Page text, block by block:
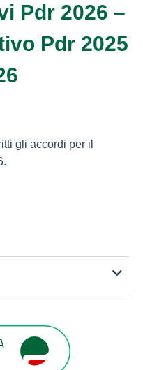
Pdr 2026 –
Pdr 2025
gli accordi per il